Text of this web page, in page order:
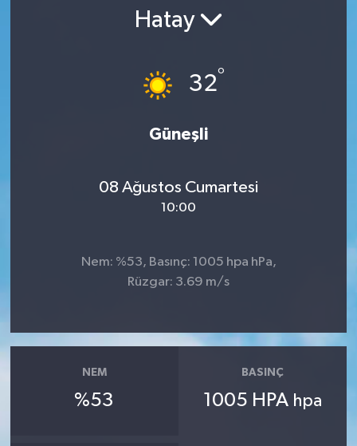
Hatay
32°
Güneşli
08 Ağustos Cumartesi
10:00
Nem: %53, Basınç: 1005 hpa hPa,
Rüzgar: 3.69 m/s
NEM
%53
BASINÇ
1005 HPA hpa